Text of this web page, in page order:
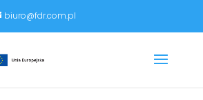
biuro@fdr.com.pl